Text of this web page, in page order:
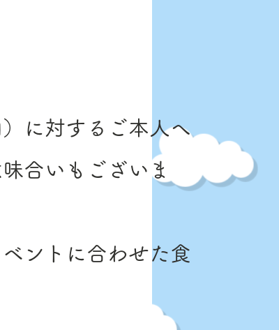
に対するご本人へ
合いもございま
ントに合わせた食